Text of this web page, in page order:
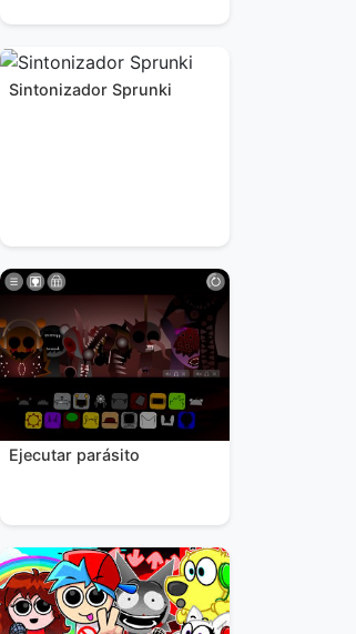
Sintonizador Sprunki
Ejecutar parásito